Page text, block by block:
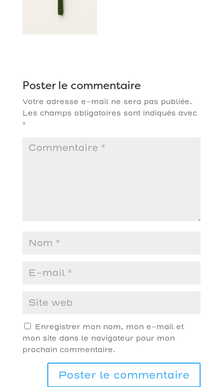
Poster le commentaire
Votre adresse e-mail ne sera pas publiée.
Les champs obligatoires sont indiqués avec
*
Enregistrer mon nom, mon e-mail et
mon site dans le navigateur pour mon
prochain commentaire.